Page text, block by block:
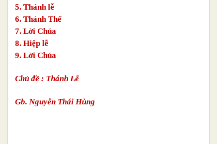
5. Thánh lễ
6. Thánh Thể
7. Lời Chúa
8. Hiệp lễ
9. Lời Chúa
Chủ đề : Thánh Lễ
Gb. Nguyễn Thái Hùng